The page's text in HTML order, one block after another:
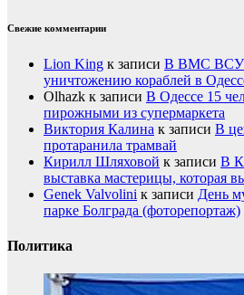
Свежие комментарии
Lion King к записи В ВМС ВСУ
уничтожению кораблей в
Olhazk к записи В Одессе 15
пирожными из супермаркета
Виктория Калина к записи В
протаранила трамвай
Кирилл Шляховой к записи В
выставка мастерицы, которая
Genek Valvolini к записи День
парке Болграда (фоторепортаж)
Политика